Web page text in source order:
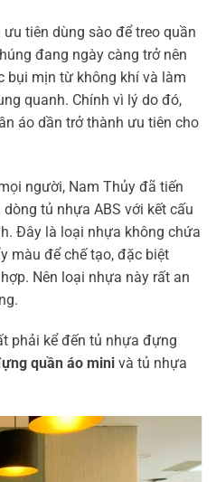
tiên dùng sào để treo quần
đang ngày càng trở nên
bụi mịn từ không khí và làm
quanh. Chính vì lý do đó,
áo dần trở thành ưu tiên cho
người, Nam Thủy đã tiến
dòng tủ nhựa ABS với kết cấu
Đây là loại nhựa không chứa
màu để chế tạo, đặc biệt
Nên loại nhựa này rất an
phải kể đến tủ nhựa đựng
quần áo mini và tủ nhựa